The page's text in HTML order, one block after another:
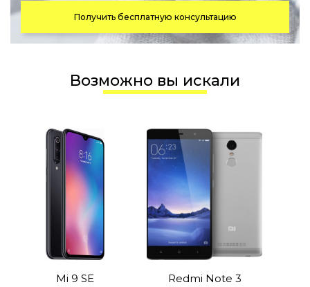
Получить бесплатную консультацию
Возможно вы искали
Mi 9 SE Redmi Note 3